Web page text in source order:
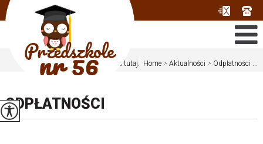
Jesteś tutaj: Home > Aktualności > Odpłatności ...
ODPŁATNOŚCI